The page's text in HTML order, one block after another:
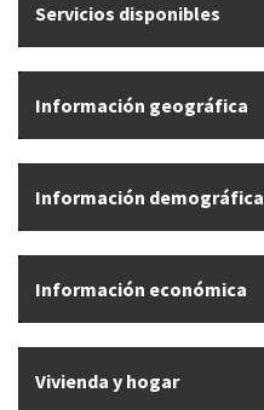
Servicios disponibles
Información geográfica
Información demográfica
Información económica
Vivienda y hogar